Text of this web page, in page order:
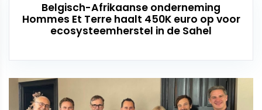
Belgisch-Afrikaanse onderneming
Hommes Et Terre haalt 450K euro op voor
ecosysteemherstel in de Sahel